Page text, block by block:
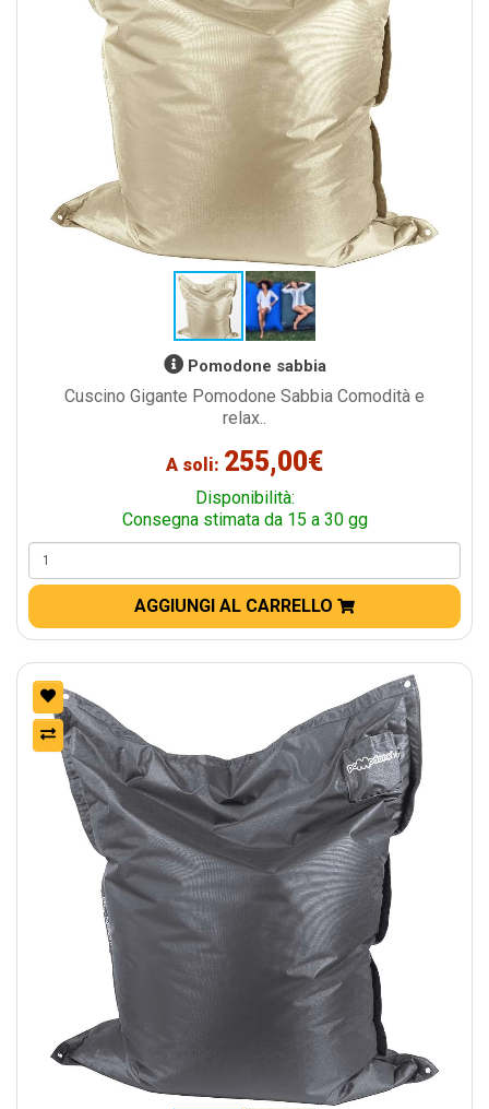
Pomodone sabbia
Cuscino Gigante Pomodone Sabbia Comodità e
relax..
A soli: 255,00€
Disponibilità:
Consegna stimata da 15 a 30 gg
AGGIUNGI AL CARRELLO